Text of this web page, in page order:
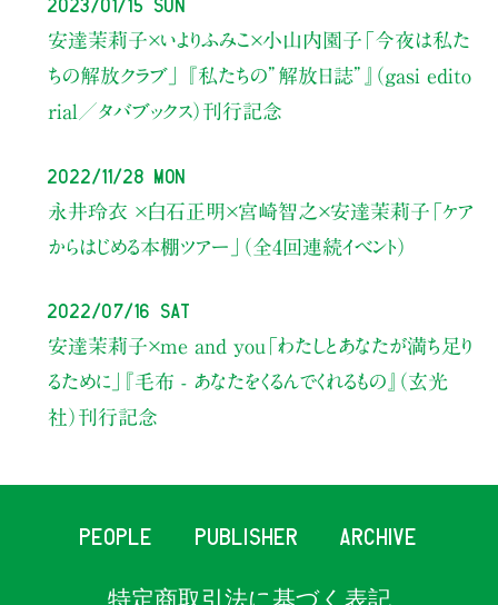
安達茉莉子×いよりふみこ×小山内園子 「今夜は私た
ちの解放クラブ」
『私たちの”解放日誌”』（gasi edito
rial／タバブックス） 刊行記念
2022/11/28 Mon
永井玲衣 ×白石正明×宮崎智之×安達茉莉子 「ケア
からはじめる本棚ツアー」
（全4回連続イベント）
2022/07/16 Sat
安達茉莉子×me and you 「わたしとあなたが満ち足り
るために」
『毛布 - あなたをくるんでくれるもの』（玄光
社）刊行記念
PEOPLE PUBLISHER ARCHIVE
特定商取引法に基づく表記